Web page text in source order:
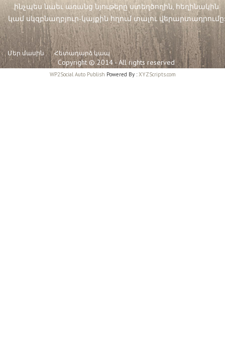
ինչպես նաեւ առանց նյութերը ստեղծողին, հեղինակին
կամ սկզբնաղբյուր-կայքին հղում տալու վերարտադրումը:
Մեր մասին Հետադարձ կապ
Copyright © 2014 - All rights reserved
WP2Social Auto Publish Powered By :XYZScripts.com